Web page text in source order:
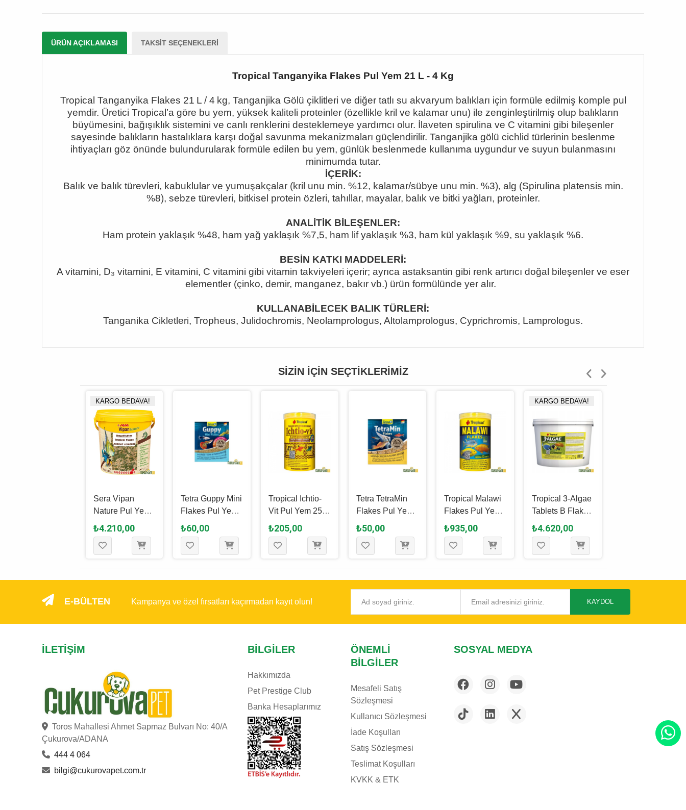
ÜRÜN AÇIKLAMASI TAKSIT SEÇENEKLERI
Tropical Tanganyika Flakes Pul Yem 21 L - 4 Kg
Tropical Tanganyika Flakes 21 L / 4 kg, Tanganjika Gölü çiklitleri ve diğer tatlı su akvaryum balıkları için formüle edilmiş komple pul
yemdir. Üretici Tropical ’a göre bu yem, yüksek kaliteli proteinler (özellikle kril ve kalamar unu) ile zenginleştirilmiş olup balıkların
büyümesini, bağışıklık sistemini ve canlı renklerini desteklemeye yardımcı olur. İlaveten spirulina ve C vitamini gibi bileşenler
sayesinde balıkların hastalıklara karşı doğal savunma mekanizmaları güçlendirilir. Tanganjika gölü cichlid türlerinin beslenme
ihtiyaçları göz önünde bulundurularak formüle edilen bu yem, günlük beslenmede kullanıma uygundur ve suyun bulanmasını
minimumda tutar.
İÇERİK:
Balık ve balık türevleri, kabuklular ve yumuşakçalar (kril unu min. %12, kalamar/sübye unu min. %3), alg (Spirulina platensis min.
%8), sebze türevleri, bitkisel protein özleri, tahıllar, mayalar, balık ve bitki yağları, proteinler.
ANALİTİK BİLEŞENLER:
Ham protein yaklaşık %48, ham yağ yaklaşık %7,5, ham lif yaklaşık %3, ham kül yaklaşık %9, su yaklaşık %6.
BESİN KATKI MADDELERİ:
A vitamini, D₃ vitamini, E vitamini, C vitamini gibi vitamin takviyeleri içerir; ayrıca astaksantin gibi renk artırıcı doğal bileşenler ve eser
elementler (çinko, demir, manganez, bakır vb.) ürün formülünde yer alır.
KULLANABİLECEK BALIK TÜRLERİ:
Tanganika Cikletleri, Tropheus, Julidochromis, Neolamprologus, Altolamprologus, Cyprichromis, Lamprologus.
SIZIN İÇIN SEÇTIKLERIMIZ
KARGO BEDAVA!
Sera Vipan
Nature Pul Yem
10 L - 2 Kg
₺4.210,00
Tetra Guppy Mini
Flakes Pul Yem
12 Gr
₺60,00
Tropical Ichtio-
Vit Pul Yem 250
Ml - 50 Gr
₺205,00
Tetra TetraMin
Flakes Pul Yem
12 Gr
₺50,00
Tropical Malawi
Flakes Pul Yem
1000 Ml - 200 Gr
₺935,00
KARGO BEDAVA!
Tropical 3-Algae
Tablets B Flakes
Pul Yem 11 L - 2
Kg
₺4.620,00
E-BÜLTEN Kampanya ve özel fırsatları kaçırmadan kayıt olun! KAYDOL
İLETIŞIM
Toros Mahallesi Ahmet Sapmaz Bulvarı No: 40/A
Çukurova/ADANA
444 4 064
bilgi@cukurovapet.com.tr
BILGILER
Hakkımızda
Pet Prestige Club
Banka Hesaplarımız
ÖNEMLI
BILGILER
Mesafeli Satış
Sözleşmesi
Kullanıcı Sözleşmesi
İade Koşulları
Satış Sözleşmesi
Teslimat Koşulları
KVKK & ETK
SOSYAL MEDYA